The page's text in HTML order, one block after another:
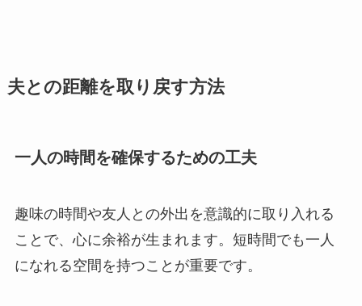
夫との距離を取り戻す方法
一人の時間を確保するための工夫
趣味の時間や友人との外出を意識的に取り入れる
ことで、心に余裕が生まれます。短時間でも一人
になれる空間を持つことが重要です。